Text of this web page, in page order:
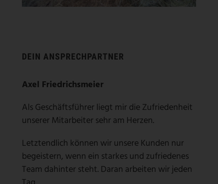
DEIN ANSPRECHPARTNER
Axel Friedrichsmeier
Als Geschäftsführer liegt mir die Zufriedenheit
unserer Mitarbeiter sehr am Herzen.
Letztendlich können wir unsere Kunden nur
begeistern, wenn ein starkes und zufriedenes
Team dahinter steht. Daran arbeiten wir jeden